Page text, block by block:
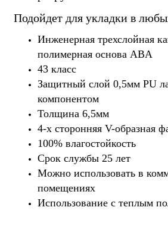
Подойдет для укладки в
Инженерная трехслойная
полимерная основа ABA
43 класс
Защитный слой 0,5мм PU
компонентом
Толщина 6,5мм
4-х сторонняя V-образная
100% влагостойкость
Срок службы 25 лет
Можно использовать в
помещениях
Использование с теплым